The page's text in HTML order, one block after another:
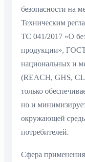
безопасности на
Техническим
ТС 041/2017 «О
продукции»,
национальных и
(REACH, GHS,
только
но и
окружающей
потребителей.
Сфера применения